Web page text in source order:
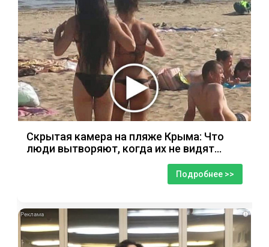
Скрытая камера на пляже Крыма: Что
люди вытворяют, когда их не видят...
Подробнее >>
i